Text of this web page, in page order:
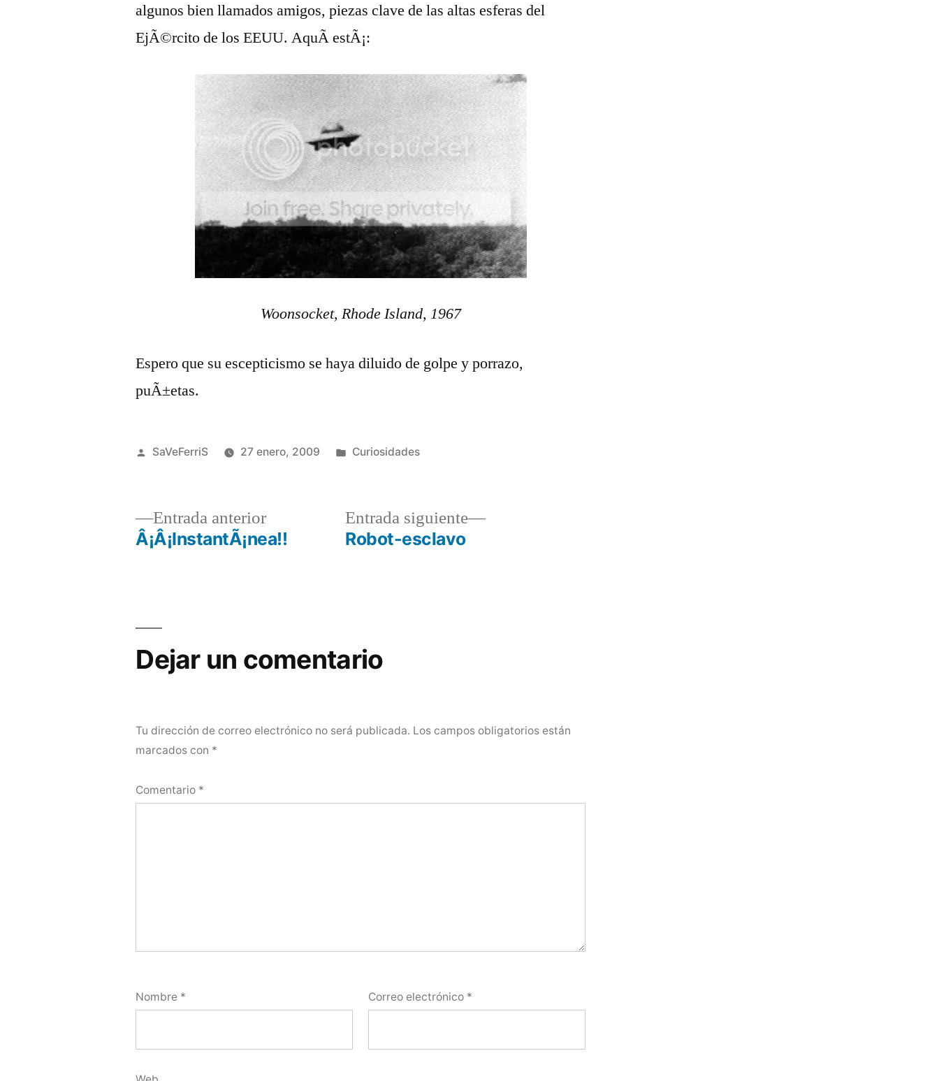
algunos bien llamados amigos, piezas clave de las altas esferas del
EjÃ©rcito de los EEUU. AquÃ­ estÃ¡:
Woonsocket, Rhode Island, 1967
Espero que su escepticismo se haya diluido de golpe y porrazo,
puÃ±etas.
Publicado
SaVeFerriS 27 enero, 2009
Publicado
Curiosidades
Navegación
entradas
Entrada anteriorEntrada
anterior:
Â¡Â¡InstantÃ¡nea!!
Entrada siguiente
Entrada
Robot-esclavo
Dejar un comentario
Tu dirección de correo electrónico no será publicada. Los campos obligatorios están
marcados con *
Comentario *
Nombre * Correo electrónico *